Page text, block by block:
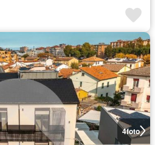
4foto